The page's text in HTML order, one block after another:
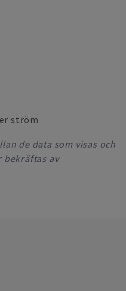
ström
de data som visas och
bekräftas av